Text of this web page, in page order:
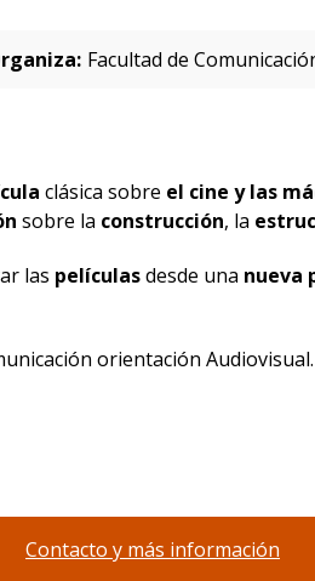
Facultad de
clásica sobre el cine y las
sobre la construcción, la
las películasdesde una nueva
orientación Audiovisual.
Contacto y más información